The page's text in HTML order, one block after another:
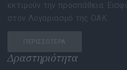
εκτιμούν την προσπάθεια.
στον Λογαριασμό της ΟΑΚ.
ΠΕΡΙΣΣΌΤΕΡΑ
Δραστηριότητα